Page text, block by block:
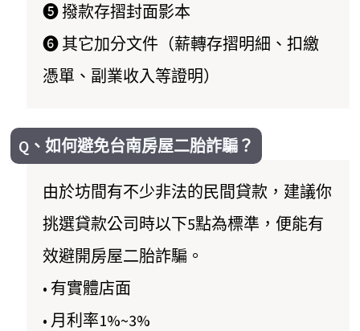
➎ 撥款存摺封面影本
➏ 其它加分文件（薪轉存摺明細、扣繳
憑單、副業收入等證明）
Q、如何避免台南房屋二胎詐騙？
由於坊間有不少非法的民間貸款，建議你
挑選貸款公司時以下5點為標準，便能有
效避開房屋二胎詐騙。
• 有實體店面
• 月利率1%~3%